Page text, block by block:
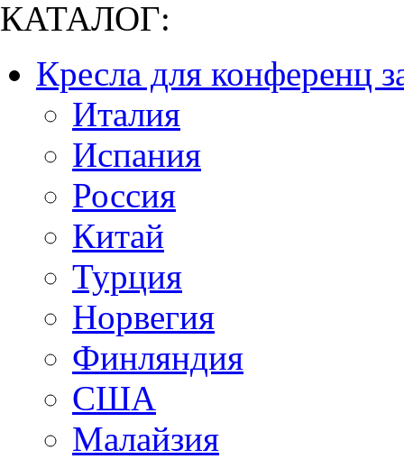
КАТАЛОГ:
Кресла для конференц
Италия
Испания
Россия
Китай
Турция
Норвегия
Финляндия
США
Малайзия